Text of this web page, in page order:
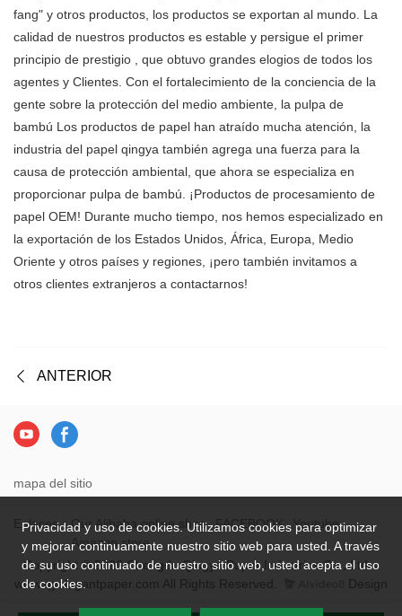
fang" y otros productos, los productos se exportan al mundo. La
calidad de nuestros productos es estable y persigue el primer
principio de prestigio , que obtuvo grandes elogios de todos los
agentes y Clientes. Con el fortalecimiento de la conciencia de la
gente sobre la protección del medio ambiente, la pulpa de
bambú Los productos de papel han atraído mucha atención, la
industria del papel qingya también agrega una fuerza para la
causa de protección ambiental, que ahora se especializa en
proporcionar pulpa de bambú. ¡Productos de procesamiento de
papel OEM! Durante mucho tiempo, nos hemos especializado en
la exportación de los Estados Unidos, África, Europa, Medio
Oriente y otros países y regiones, ¡pero también invitamos a
otros clientes extranjeros a contactarnos!
ANTERIOR
mapa del sitio
Enlaces：Our Alibaba online shop FACEBOOK
Youtube
Amazon store
Copyright © 2026 Chengdu Qingya Paper Industries Co., Ltd. -
www.qyelegantpaper.com All Rights Reserved.
Design
Privacidad y uso de cookies. Utilizamos cookies para optimizar
y mejorar continuamente nuestro sitio web para usted. A través
de su uso continuado de nuestro sitio web, usted acepta el uso
de cookies.